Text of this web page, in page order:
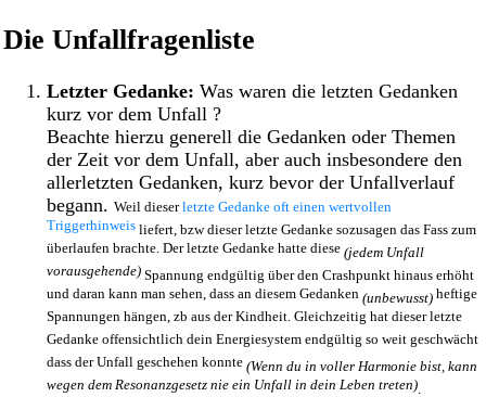
Die Unfallfragenliste
Letzter Gedanke: Was waren die letzten Gedanken
kurz vor dem Unfall ?
Beachte hierzu generell die Gedanken oder Themen
der Zeit vor dem Unfall, aber auch insbesondere den
allerletzten Gedanken, kurz bevor der Unfallverlauf
begann. Weil dieserletzte Gedanke oft einen wertvollen
Triggerhinweis liefert, bzw dieser letzte Gedanke sozusagen das Fass zum
überlaufen brachte. Der letzte Gedanke hatte diese (jedem Unfall
vorausgehende) Spannung endgültig über den Crashpunkt hinaus erhöht
und daran kann man sehen, dass an diesem Gedanken (unbewusst) heftige
Spannungen hängen, zb aus der Kindheit. Gleichzeitig hat dieser letzte
Gedanke offensichtlich dein Energiesystem endgültig so weit geschwächt
dass der Unfall geschehen konnte (Wenn du in voller Harmonie bist, kann
wegen dem Resonanzgesetz nie ein Unfall in dein Leben treten).